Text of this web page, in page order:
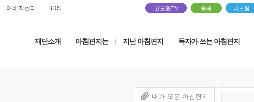
아버지센터 BDS 고도원TV 솔패 더드림
재단소개 아침편지는 지난 아침편지 독자가 쓰는 아침편지
내가 모은 아침편지